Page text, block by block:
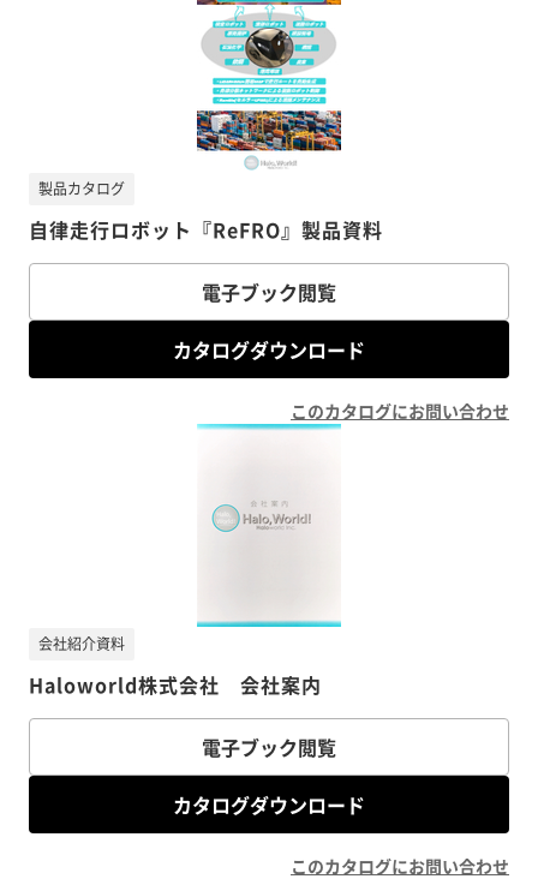
自律走行ロボット『ReFRO』製品資料
製品カタログ
電子ブック閲覧
カタログダウンロード
このカタログにお問い合わせ
Haloworld株式会社 会社案内
会社紹介資料
電子ブック閲覧
カタログダウンロード
このカタログにお問い合わせ